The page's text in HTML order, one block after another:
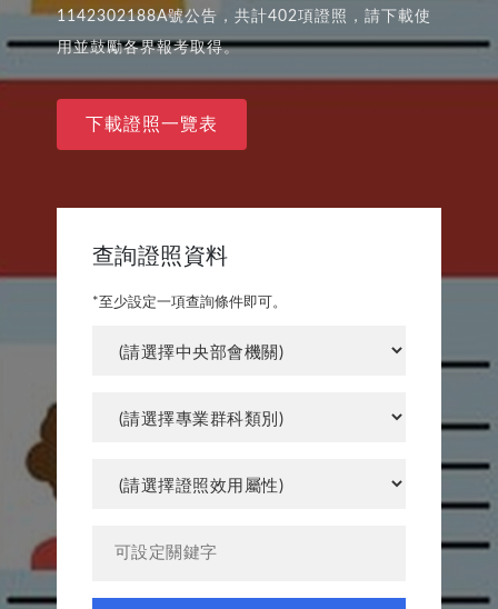
1142302188A號公告，共計402項證照，請下載使
用並鼓勵各界報考取得。
下載證照一覽表
查詢證照資料
*至少設定一項查詢條件即可。